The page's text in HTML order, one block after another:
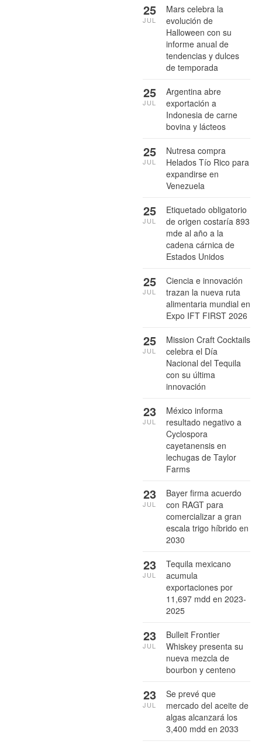
Mars celebra la
evolución de
Halloween con su
informe anual de
tendencias y dulces
de temporada
25
JUL
Argentina abre
exportación a
Indonesia de carne
bovina y lácteos
25
JUL
Nutresa compra
Helados Tío Rico para
expandirse en
Venezuela
25
JUL
Etiquetado obligatorio
de origen costaría 893
mde al año a la
cadena cárnica de
Estados Unidos
25
JUL
Ciencia e innovación
trazan la nueva ruta
alimentaria mundial en
Expo IFT FIRST 2026
25
JUL
Mission Craft Cocktails
celebra el Día
Nacional del Tequila
con su última
innovación
25
JUL
México informa
resultado negativo a
Cyclospora
cayetanensis en
lechugas de Taylor
Farms
23
JUL
Bayer firma acuerdo
con RAGT para
comercializar a gran
escala trigo híbrido en
2030
23
JUL
Tequila mexicano
acumula
exportaciones por
11,697 mdd en 2023-
2025
23
JUL
Bulleit Frontier
Whiskey presenta su
nueva mezcla de
bourbon y centeno
23
JUL
Se prevé que
mercado del aceite de
algas alcanzará los
3,400 mdd en 2033
23
JUL